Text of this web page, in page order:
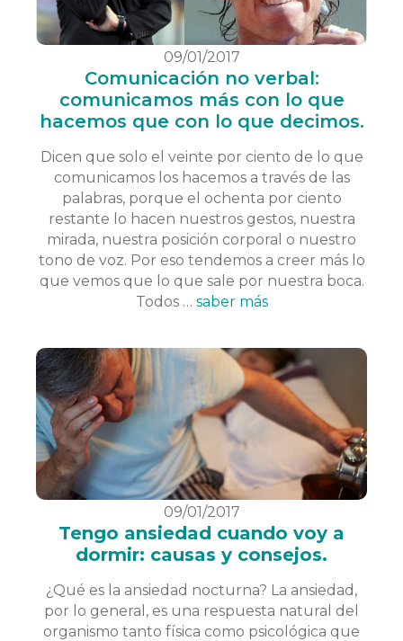
09/01/2017
Comunicación no verbal:
comunicamos más con lo que
hacemos que con lo que decimos.
Dicen que solo el veinte por ciento de lo que
comunicamos los hacemos a través de las
palabras, porque el ochenta por ciento
restante lo hacen nuestros gestos, nuestra
mirada, nuestra posición corporal o nuestro
tono de voz. Por eso tendemos a creer más lo
que vemos que lo que sale por nuestra boca.
Todos … saber más
09/01/2017
Tengo ansiedad cuando voy a
dormir: causas y consejos.
¿Qué es la ansiedad nocturna? La ansiedad,
por lo general, es una respuesta natural del
organismo tanto física como psicológica que